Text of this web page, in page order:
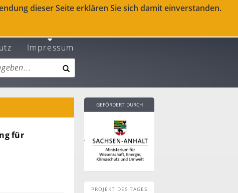
dieser Seite erklären Sie sich damit einverstanden.
Impressum
für
GEFÖRDERT DURCH
PROJEKT DES TAGES